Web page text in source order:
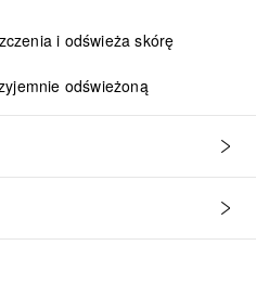
i odświeża skórę
odświeżoną